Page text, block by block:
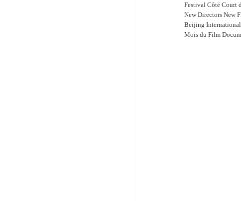
Festival Côté Court
New Directors New
Beijing
Mois du Film